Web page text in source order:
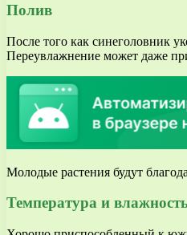
Полив
После того как синеголовник
Переувлажнение может даже
Молодые растения будут
Температура и